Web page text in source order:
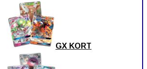
GX KORT